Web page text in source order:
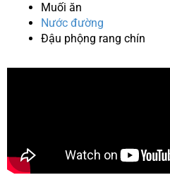
Muối ăn
Nước đường
Đậu phộng rang chín